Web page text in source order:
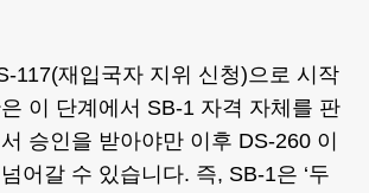
117(재입국자 지위 신청)으로 시작
이 단계에서 SB-1 자격 자체를 판
승인을 받아야만 이후 DS-260 이
어갈 수 있습니다. 즉, SB-1은 ‘두